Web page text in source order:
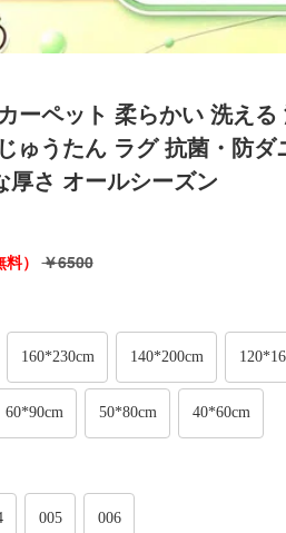
ーペット 柔らかい 洗え
ゅうたん ラグ 抗菌・防
厚さ オールシーズン
料）￥6500
160*230cm 140*200cm
60*90cm 50*80cm 40*60cm
005 006